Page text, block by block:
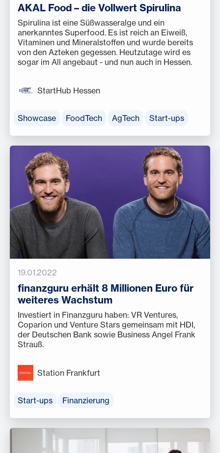
AKAL Food – die Vollwert Spirulina
Spirulina ist eine Süßwasseralge und ein
anerkanntes Superfood. Es ist reich an Eiweiß,
Vitaminen und Mineralstoffen und wurde bereits
von den Azteken gegessen. Heutzutage wird es
sogar im All angebaut - und nun auch in Hessen.
StartHub Hessen
Showcase FoodTech AgTech Start-ups
19.01.2022
finanzguru erhält 8 Millionen Euro für
weiteres Wachstum
Investiert in Finanzguru haben: VR Ventures,
Coparion und Venture Stars gemeinsam mit HDI,
der Deutschen Bank sowie Business Angel Frank
Strauß.
Station Frankfurt
Start-ups Finanzierung